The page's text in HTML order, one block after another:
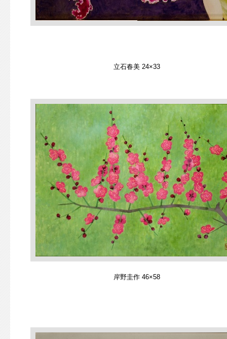
立石春美 24×33
岸野圭作 46×58